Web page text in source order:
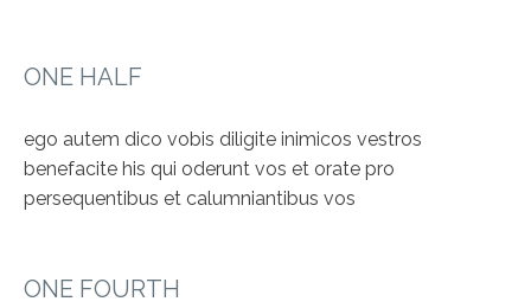
ONE HALF
ego autem dico vobis diligite inimicos vestros
benefacite his qui oderunt vos et orate pro
persequentibus et calumniantibus vos
ONE FOURTH